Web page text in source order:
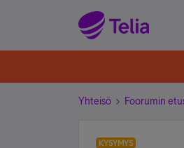
Yhteisö Foorumin
KYSYMYS